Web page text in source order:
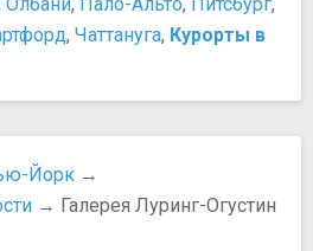
американской кухни
в США
Кеннеди
, Чаттануга, Курорты в
Йорк →
→ Галерея Луринг-Огустин